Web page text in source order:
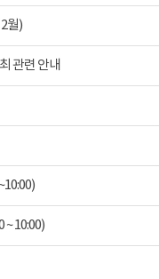
월)
관련 안내
~ 10:00)